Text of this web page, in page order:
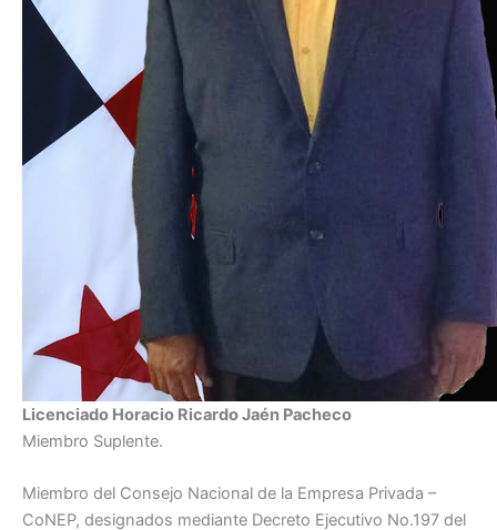
Licenciado Horacio Ricardo Jaén Pacheco
Miembro Suplente.
Miembro del Consejo Nacional de la Empresa Privada –
CoNEP, designados mediante Decreto Ejecutivo No.197 del